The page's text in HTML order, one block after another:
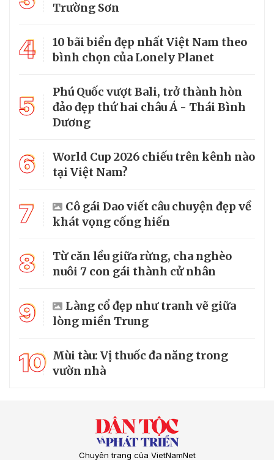
Trường Sơn
4
10 bãi biển đẹp nhất Việt Nam theo
bình chọn của Lonely Planet
5
Phú Quốc vượt Bali, trở thành hòn
đảo đẹp thứ hai châu Á - Thái Bình
Dương
6
World Cup 2026 chiếu trên kênh nào
tại Việt Nam?
7
Cô gái Dao viết câu chuyện đẹp về
khát vọng cống hiến
8
Từ căn lều giữa rừng, cha nghèo
nuôi 7 con gái thành cử nhân
9
Làng cổ đẹp như tranh vẽ giữa
lòng miền Trung
10 Mùi tàu: Vị thuốc đa năng trong
vườn nhà
Chuyên trang của VietNamNet